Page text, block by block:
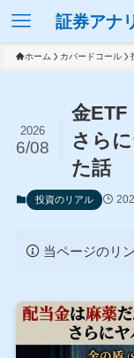
証券アナ
ホーム カバードコール
金ETF
さら
た話
2026
6/08
投資のリアル
当ページのリ